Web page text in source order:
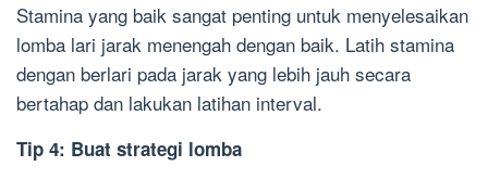
Stamina yang baik sangat penting untuk menyelesaikan
lomba lari jarak menengah dengan baik. Latih stamina
dengan berlari pada jarak yang lebih jauh secara
bertahap dan lakukan latihan interval.
Tip 4: Buat strategi lomba